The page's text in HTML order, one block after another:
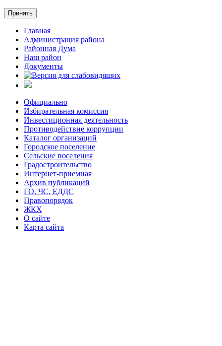
Принять
Главная
Администрация района
Районная Дума
Наш район
Документы
Официально
Избирательная комиссия
Инвестиционная деятельность
Противодействие коррупции
Каталог организаций
Городское поселение
Сельские поселения
Градостроительство
Интернет-приемная
Архив публикаций
ГО, ЧС, ЕДДС
Правопорядок
ЖКХ
О сайте
Карта сайта